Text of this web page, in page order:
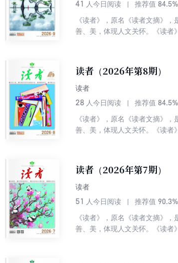
41 人今日阅读 推荐值 84.5%
《读者》，原名《读者文摘》
善、美，体现人文关怀。《读者
快的阅读中陶冶情操、净化心灵
读者（2026年第8期）
读者
28 人今日阅读 推荐值 84.5%
《读者》，原名《读者文摘》
善、美，体现人文关怀。《读者
快的阅读中陶冶情操、净化心灵
读者（2026年第7期）
读者
51 人今日阅读 推荐值 90.3%
《读者》，原名《读者文摘》
善、美，体现人文关怀。《读者